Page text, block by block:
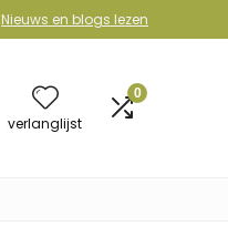
Nieuws en blogs lezen
verlanglijst
0